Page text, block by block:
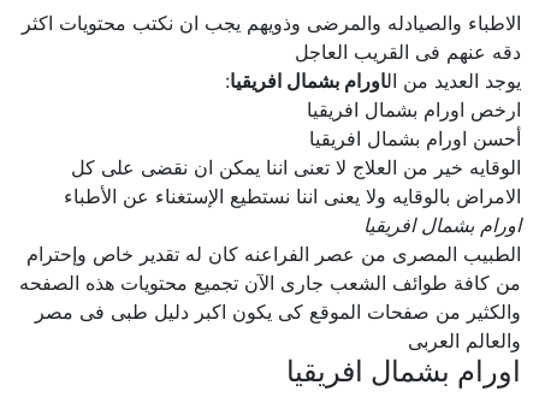
الاطباء والصيادله والمرضى وذويهم يجب ان نكتب محتويات اكثر
دقه عنهم فى القريب العاجل
يوجد العديد من ال اورام بشمال افريقيا:
ارخص اورام بشمال افريقيا
أحسن اورام بشمال افريقيا
الوقايه خير من العلاج لا تعنى اننا يمكن ان نقضى على كل
الامراض بالوقايه ولا يعنى اننا نستطيع الإستغناء عن الأطباء
اورام بشمال افريقيا
الطبيب المصرى من عصر الفراعنه كان له تقدير خاص وإحترام
من كافة طوائف الشعب جارى الآن تجميع محتويات هذه الصفحه
والكثير من صفحات الموقع كى يكون اكبر دليل طبى فى مصر
والعالم العربى
اورام بشمال افريقيا